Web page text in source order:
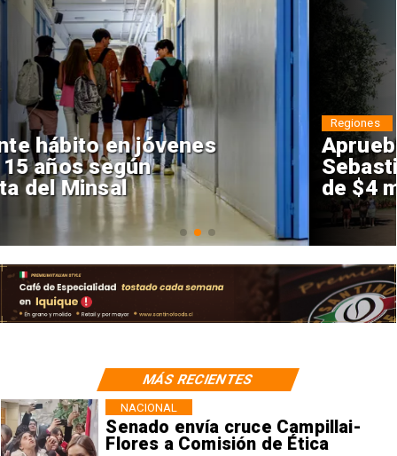
Aprueban creación del Parque
Sebastián Piñera con inversión
de $4 mil millones
Regiones
Senado envía cruce Campillai-
Flores a Comisión de Ética
NACIONAL
MÁS RECIENTES